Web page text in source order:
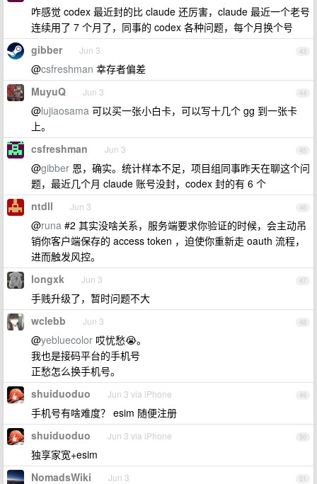
咋感觉 codex 最近封的比 claude 还厉害，claude 最近一个老号
连续用了 7 个月了，同事的 codex 各种问题，每个月换个号
43
gibber Jun 3
@csfreshman 幸存者偏差
44
MuyuQ Jun 3
@lujiaosama 可以买一张小白卡，可以写十几个 gg 到一张卡
上。
45
csfreshman Jun 3
@gibber 恩，确实。统计样本不足，项目组同事昨天在聊这个问
题，最近几个月 claude 账号没封，codex 封的有 6 个
46
ntdll Jun 3
@runa #2 其实没啥关系，服务端要求你验证的时候，会主动吊
销你客户端保存的 access token ，迫使你重新走 oauth 流程，
进而触发风控。
47
longxk Jun 3
手贱升级了，暂时问题不大
48
wclebb Jun 3
@yebluecolor 哎忧愁😭。
我也是接码平台的手机号
正愁怎么换手机号。
49
shuiduoduo Jun 3 via iPhone
手机号有啥难度？ esim 随便注册
50
shuiduoduo Jun 3 via iPhone
独享家宽+esim
51
NomadsWiki Jun 3